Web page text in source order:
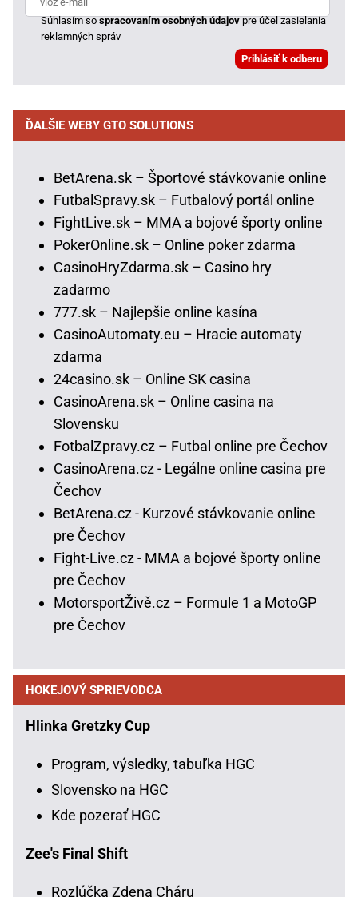
Súhlasím sospracovaním osobných údajovpre účel zasielania
reklamných správ
ĎALŠIE WEBY GTO SOLUTIONS
BetArena.sk – Športové stávkovanie online
FutbalSpravy.sk – Futbalový portál online
FightLive.sk – MMA a bojové športy online
PokerOnline.sk – Online poker zdarma
CasinoHryZdarma.sk – Casino hry
zadarmo
777.sk – Najlepšie online kasína
CasinoAutomaty.eu – Hracie automaty
zdarma
24casino.sk – Online SK casina
CasinoArena.sk – Online casina na
Slovensku
FotbalZpravy.cz – Futbal online pre Čechov
CasinoArena.cz - Legálne online casina pre
Čechov
BetArena.cz - Kurzové stávkovanie online
pre Čechov
Fight-Live.cz - MMA a bojové športy online
pre Čechov
MotorsportŽivě.cz – Formule 1 a MotoGP
pre Čechov
HOKEJOVÝ SPRIEVODCA
Hlinka Gretzky Cup
Program, výsledky, tabuľka HGC
Slovensko na HGC
Kde pozerať HGC
Zee's Final Shift
Rozlúčka Zdena Cháru